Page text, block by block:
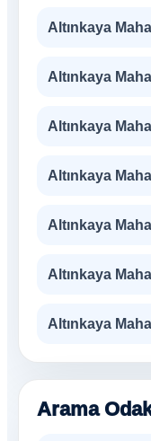
Altınkaya
Altınkaya
Altınkaya
Altınkaya
Altınkaya
Altınkaya
Altınkaya
Arama